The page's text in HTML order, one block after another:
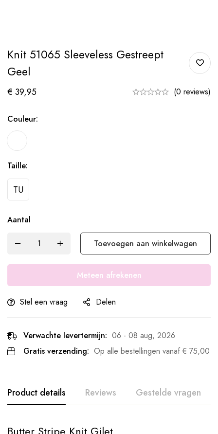
Knit 51065 Sleeveless Gestreept
Geel
€ 39,95 (0 reviews)
Couleur:
Taille:
TU
Aantal
Toevoegen aan winkelwagen
Meteen afrekenen
Stel een vraag Delen
Verwachte levertermijn: 06 - 08 aug, 2026
Gratis verzending: Op alle bestellingen vanaf € 75,00
Product details Reviews Gestelde vragen